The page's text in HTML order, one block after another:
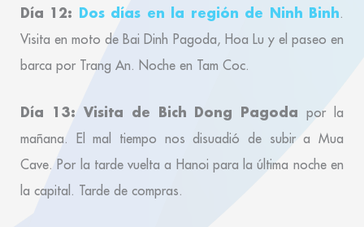
Día 12: Dos días en la región de Ninh Binh.
Visita en moto de Bai Dinh Pagoda, Hoa Lu y el paseo en
barca por Trang An. Noche en Tam Coc.
Día 13: Visita de Bich Dong Pagoda por la
mañana. El mal tiempo nos disuadió de subir a Mua
Cave. Por la tarde vuelta a Hanoi para la última noche en
la capital. Tarde de compras.